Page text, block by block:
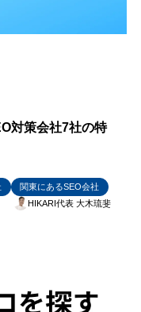
対策会社7社の特
関東にあるSEO会社
HIKARI代表 大木琉斐